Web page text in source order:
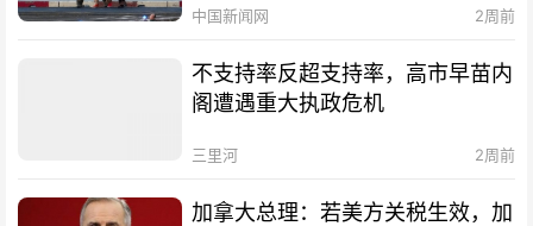
中国新闻网 2周前
不支持率反超支持率，高市早苗内
阁遭遇重大执政危机
三里河 2周前
加拿大总理：若美方关税生效，加